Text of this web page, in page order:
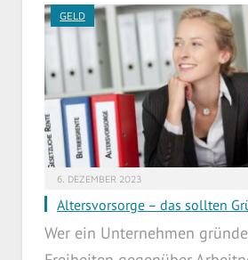
GELD
6. DEZEMBER 2023
Altersvorsorge – das sollten
Wer ein Unternehmen